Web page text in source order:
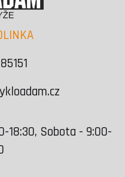
18:30, Sobota - 9:00-